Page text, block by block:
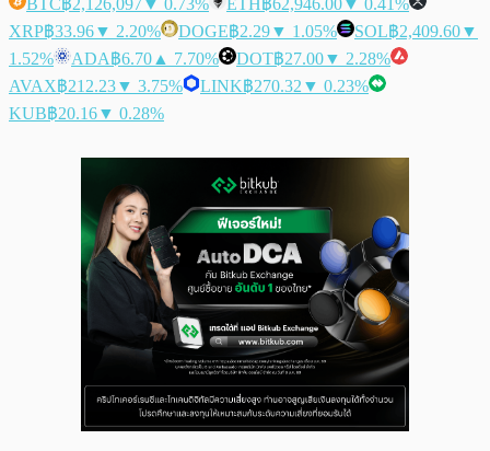
XRP฿33.96▼ 2.20% DOGE฿2.29▼ 1.05% SOL฿2,409.60▼
1.52%
ADA฿6.70 ▲ 7.70% DOT฿27.00▼ 2.28%
AVAX฿212.23▼ 3.75% LINK฿270.32 ▼ 0.23%
KUB฿20.16▼ 0.28%